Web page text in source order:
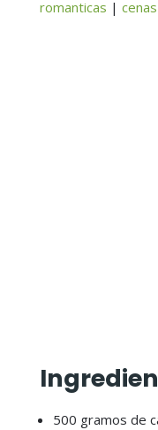
romanticas |
500 gramos de